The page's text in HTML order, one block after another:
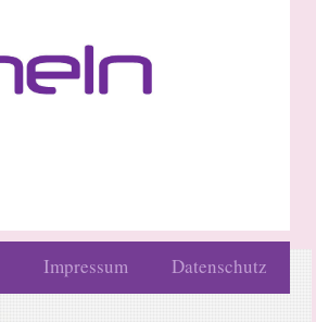
Impressum Datenschutz